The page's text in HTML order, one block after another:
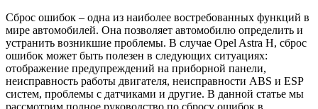
Сброс ошибок – одна из наиболее востребованных функций в
мире автомобилей. Она позволяет автомобилю определить и
устранить возникшие проблемы. В случае Opel Astra H, сброс
ошибок может быть полезен в следующих ситуациях:
отображение предупреждений на приборной панели,
неисправность работы двигателя, неисправности ABS и ESP
систем, проблемы с датчиками и другие. В данной статье мы
рассмотрим полное руководство по сбросу ошибок в